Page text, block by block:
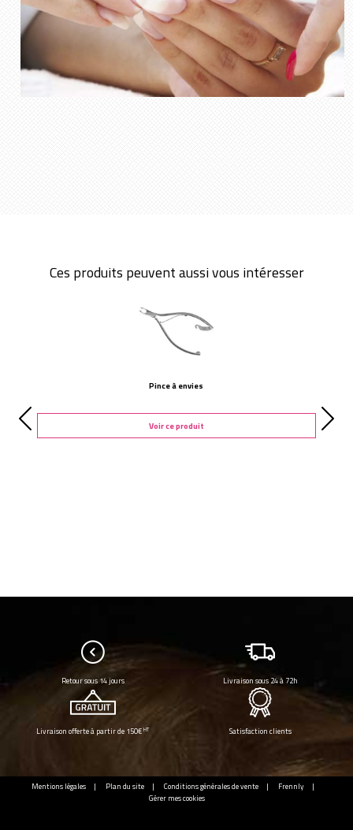
Ces produits peuvent aussi vous intéresser
Pince à envies
Voir ce produit
Retour sous 14 jours Livraison sous 24 à 72h
Livraison offerte à partir de 150€HT Satisfaction clients
Mentions légales Plan du site Conditions générales de vente
Frennly
Gérer mes cookies